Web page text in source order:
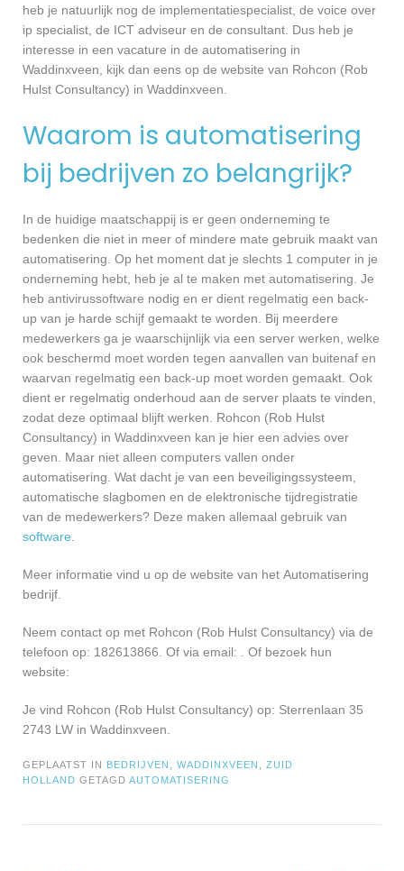
heb je natuurlijk nog de implementatiespecialist, de voice over
ip specialist, de ICT adviseur en de consultant. Dus heb je
interesse in een vacature in de automatisering in
Waddinxveen, kijk dan eens op de website van Rohcon (Rob
Hulst Consultancy) in Waddinxveen.
Waarom is automatisering
bij bedrijven zo belangrijk?
In de huidige maatschappij is er geen onderneming te
bedenken die niet in meer of mindere mate gebruik maakt van
automatisering. Op het moment dat je slechts 1 computer in je
onderneming hebt, heb je al te maken met automatisering. Je
heb antivirussoftware nodig en er dient regelmatig een back-
up van je harde schijf gemaakt te worden. Bij meerdere
medewerkers ga je waarschijnlijk via een server werken, welke
ook beschermd moet worden tegen aanvallen van buitenaf en
waarvan regelmatig een back-up moet worden gemaakt. Ook
dient er regelmatig onderhoud aan de server plaats te vinden,
zodat deze optimaal blijft werken. Rohcon (Rob Hulst
Consultancy) in Waddinxveen kan je hier een advies over
geven. Maar niet alleen computers vallen onder
automatisering. Wat dacht je van een beveiligingssysteem,
automatische slagbomen en de elektronische tijdregistratie
van de medewerkers? Deze maken allemaal gebruik van
software
Meer informatie vind u op de website van het Automatisering
bedrijf.
Neem contact op met Rohcon (Rob Hulst Consultancy) via de
telefoon op: 182613866. Of via email:
. Of bezoek hun
website:
Je vind Rohcon (Rob Hulst Consultancy) op: Sterrenlaan 35
2743 LW in Waddinxveen.
GEPLAATST IN BEDRIJVEN WADDINXVEEN
ZUID
HOLLAND GETAGD AUTOMATISERING